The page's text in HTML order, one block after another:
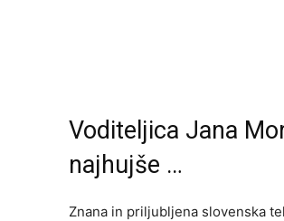
Voditeljica Jana
najhujše …
Znana in priljubljena slovenska